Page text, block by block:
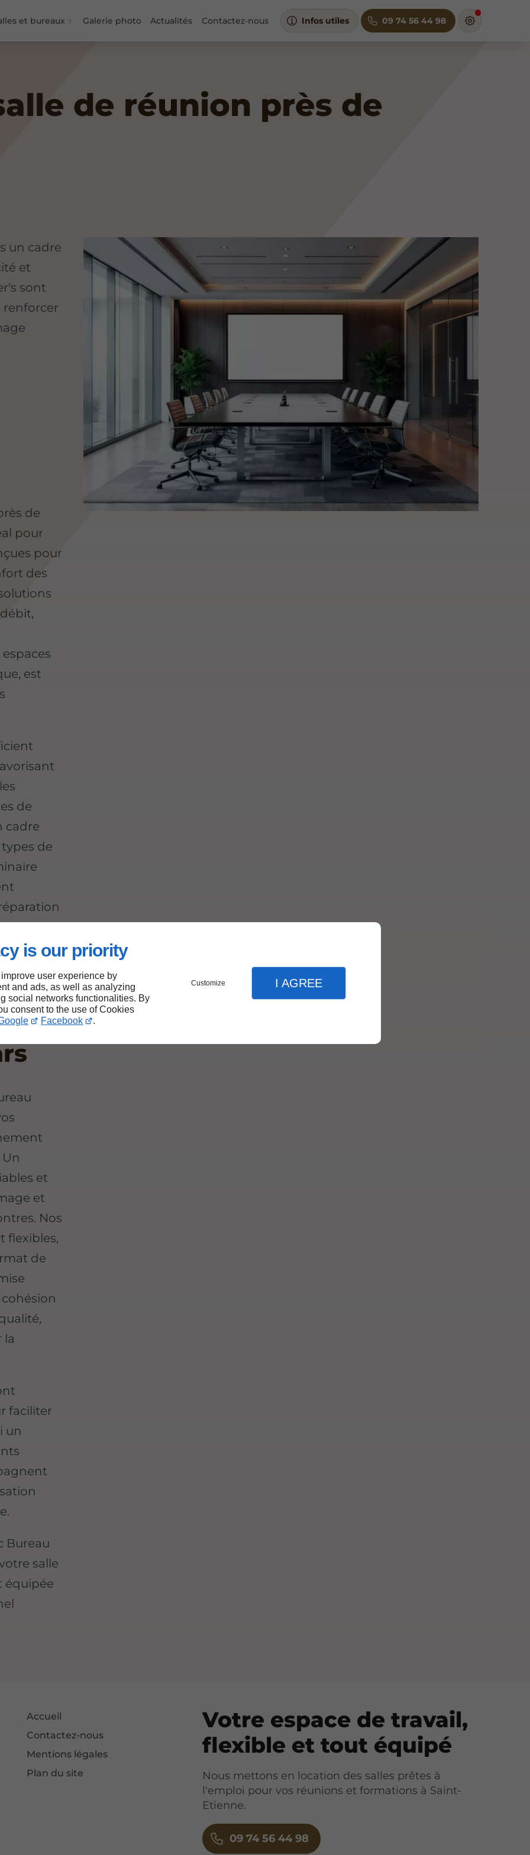
is our priority
user experience by
and ads, as well as analyzing
social networks functionalities. By
consent to the use of Cookies
Facebook .
Customize I AGREE
et bureaux Galerie photo Actualités Contactez-nous Infos utiles 09 74 56 44 98
de réunion près de
un cadre
et
sont
renforcer
de
pour
pour
des
est
de
cadre
de
: les
et
et
Nos
flexibles,
de
cohésion
la
faciliter
un
Bureau
salle
équipée
Accueil
Contactez-nous
Mentions légales
Plan du site
Votre espace de travail,
flexible et tout équipé
Nous mettons en location des salles prêtes à
l'emploi pour vos réunions et formations à Saint-
Etienne.
09 74 56 44 98